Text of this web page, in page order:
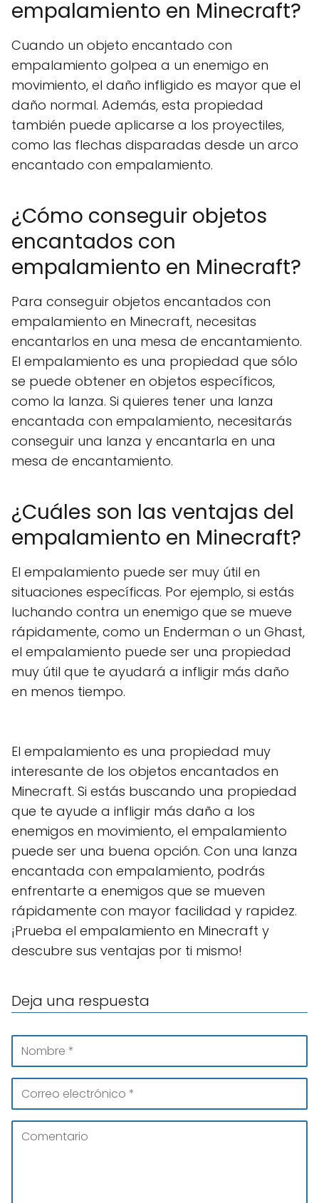
empalamiento en Minecraft?
Cuando un objeto encantado con
empalamiento golpea a un enemigo en
movimiento, el daño infligido es mayor que el
daño normal. Además, esta propiedad
también puede aplicarse a los proyectiles,
como las flechas disparadas desde un arco
encantado con empalamiento.
¿Cómo conseguir objetos
encantados con
empalamiento en Minecraft?
Para conseguir objetos encantados con
empalamiento en Minecraft, necesitas
encantarlos en una mesa de encantamiento.
El empalamiento es una propiedad que sólo
se puede obtener en objetos específicos,
como la lanza. Si quieres tener una lanza
encantada con empalamiento, necesitarás
conseguir una lanza y encantarla en una
mesa de encantamiento.
¿Cuáles son las ventajas del
empalamiento en Minecraft?
El empalamiento puede ser muy útil en
situaciones específicas. Por ejemplo, si estás
luchando contra un enemigo que se mueve
rápidamente, como un Enderman o un Ghast,
el empalamiento puede ser una propiedad
muy útil que te ayudará a infligir más daño
en menos tiempo.
El empalamiento es una propiedad muy
interesante de los objetos encantados en
Minecraft. Si estás buscando una propiedad
que te ayude a infligir más daño a los
enemigos en movimiento, el empalamiento
puede ser una buena opción. Con una lanza
encantada con empalamiento, podrás
enfrentarte a enemigos que se mueven
rápidamente con mayor facilidad y rapidez.
¡Prueba el empalamiento en Minecraft y
descubre sus ventajas por ti mismo!
Deja una respuesta